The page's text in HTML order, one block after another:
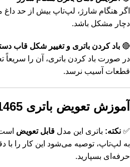
اگر هنگام شارژ، لپ‌تاپ بیش از حد
دچار مشکل باشد.
🔴 باد کردن باتری و تغییر شکل قاب
در صورت باد کردن باتری، آن را سریعاً
قطعات آسیب نرسد.
آموزش تعویض باتری MacBook Air A1465
✅ نکته: باتری این مدل قابل تعویض
به لپ‌تاپ، توصیه می‌شود این کار را با
حرفه‌ای بسپارید.